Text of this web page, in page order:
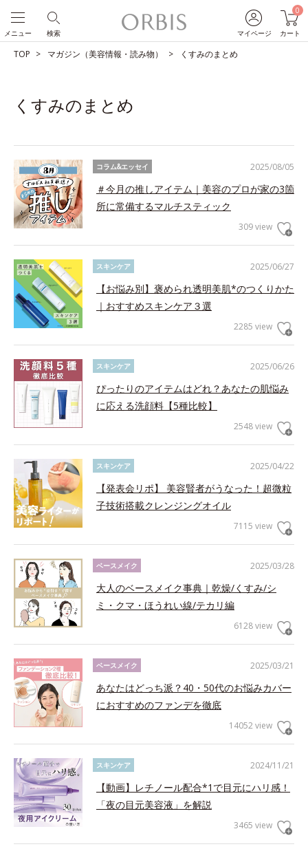
マイページ
0
カート
検索
メニュー
TOP マガジン（美容情報・読み物） くすみのまとめ
くすみのまとめ
2025/08/05
コラム&エッセイ
＃今月の推しアイテム｜美容のプロが家の3箇
所に常備するマルチスティック
309 view
2025/06/27
スキンケア
【お悩み別】褒められ透明美肌*のつくりかた
｜おすすめスキンケア３選
2285 view
2025/06/26
スキンケア
ぴったりのアイテムはどれ？あなたの肌悩み
に応える洗顔料【5種比較】
2548 view
2025/04/22
スキンケア
【発表会リポ】 美容賢者がうなった！超微粒
子技術搭載クレンジングオイル
7115 view
2025/03/28
ベースメイク
大人のベースメイク事典｜乾燥/くすみ/シ
ミ・クマ・ほうれい線/テカリ編
6128 view
2025/03/21
ベースメイク
あなたはどっち派？40・50代のお悩みカバー
におすすめのファンデを徹底
14052 view
2024/11/21
スキンケア
【動画】レチノール配合*1で目元にハリ感！
「夜の目元美容液」を解説
3465 view